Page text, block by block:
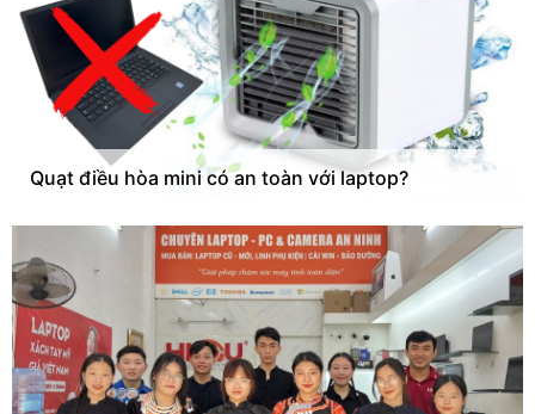
Quạt điều hòa mini có an toàn với laptop?